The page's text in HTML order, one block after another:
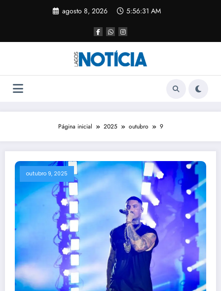
agosto 8, 2026 5:56:32 AM
Página inicial 2025 outubro 9
outubro 9, 2025